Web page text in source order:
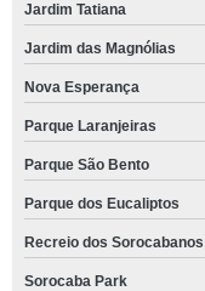
Jardim Tatiana
Jardim das Magnólias
Nova Esperança
Parque Laranjeiras
Parque São Bento
Parque dos Eucaliptos
Recreio dos Sorocabanos
Sorocaba Park